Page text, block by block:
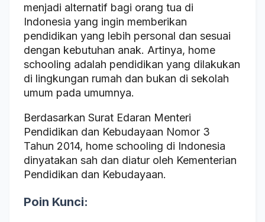
menjadi alternatif bagi orang tua di
Indonesia yang ingin memberikan
pendidikan yang lebih personal dan sesuai
dengan kebutuhan anak. Artinya, home
schooling adalah pendidikan yang dilakukan
di lingkungan rumah dan bukan di sekolah
umum pada umumnya.
Berdasarkan Surat Edaran Menteri
Pendidikan dan Kebudayaan Nomor 3
Tahun 2014, home schooling di Indonesia
dinyatakan sah dan diatur oleh Kementerian
Pendidikan dan Kebudayaan.
Poin Kunci: